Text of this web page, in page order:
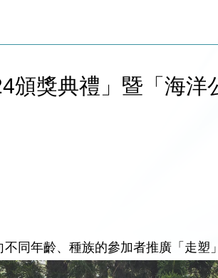
頒獎典禮」暨「海洋
同年齡、種族的參加者推廣「走塑